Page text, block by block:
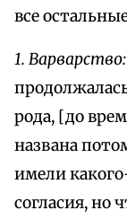
все
1. Варварство:
рода, [до
названа
имели
согласия, но